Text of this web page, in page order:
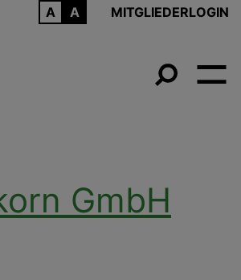
MITGLIEDERLOGIN
GmbH